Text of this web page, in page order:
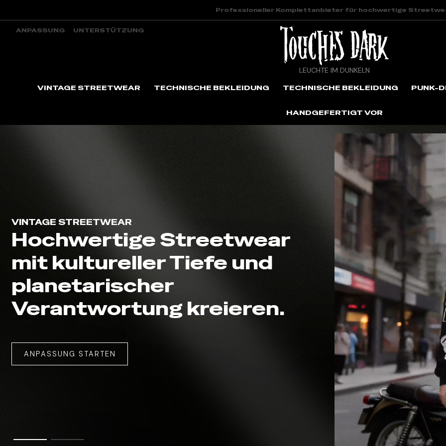
Professioneller Komplettanbieter für hochwertige
ANPASSUNG UNTERSTÜTZUNG
LEUCHTE IM DUNKELN
VINTAGE STREETWEAR
TECHNISCHE BEKLEIDUNG TECHNISCHE BEKLEIDUNG PUNK-
HANDGEFERTIGT VOR
VINTAGE STREETWEAR
Hochwertige Streetwear
mit kultureller Tiefe und
planetarischer
Verantwortung kreieren.
ANPASSUNG STARTEN